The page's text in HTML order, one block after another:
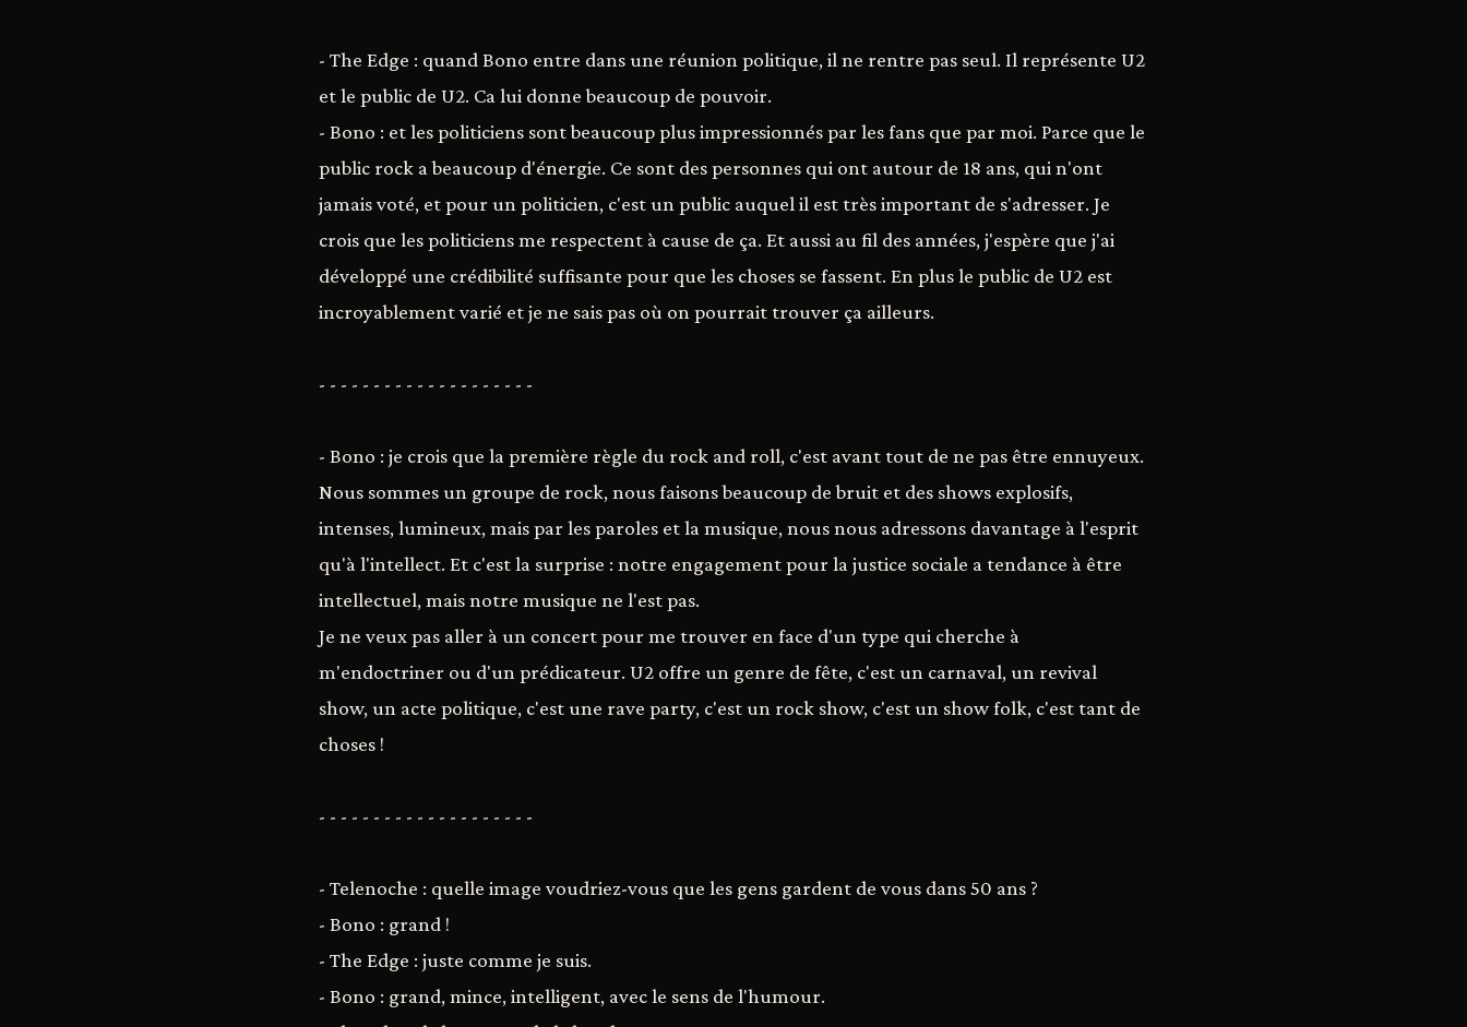
- The Edge : quand Bono entre dans une réunion politique, il ne rentre pas seul. Il représente U2
et le public de U2. Ca lui donne beaucoup de pouvoir.
- Bono : et les politiciens sont beaucoup plus impressionnés par les fans que par moi. Parce que le
public rock a beaucoup d'énergie. Ce sont des personnes qui ont autour de 18 ans, qui n'ont
jamais voté, et pour un politicien, c'est un public auquel il est très important de s'adresser. Je
crois que les politiciens me respectent à cause de ça. Et aussi au fil des années, j'espère que j'ai
développé une crédibilité suffisante pour que les choses se fassent. En plus le public de U2 est
incroyablement varié et je ne sais pas où on pourrait trouver ça ailleurs.
- - - - - - - - - - - - - - - - - - - -
- Bono : je crois que la première règle du rock and roll, c'est avant tout de ne pas être ennuyeux.
Nous sommes un groupe de rock, nous faisons beaucoup de bruit et des shows explosifs,
intenses, lumineux, mais par les paroles et la musique, nous nous adressons davantage à l'esprit
qu'à l'intellect. Et c'est la surprise : notre engagement pour la justice sociale a tendance à être
intellectuel, mais notre musique ne l'est pas.
Je ne veux pas aller à un concert pour me trouver en face d'un type qui cherche à
m'endoctriner ou d'un prédicateur. U2 offre un genre de fête, c'est un carnaval, un revival
show, un acte politique, c'est une rave party, c'est un rock show, c'est un show folk, c'est tant de
choses !
- - - - - - - - - - - - - - - - - - - -
- Telenoche : quelle image voudriez-vous que les gens gardent de vous dans 50 ans ?
- Bono : grand !
- The Edge : juste comme je suis.
- Bono : grand, mince, intelligent, avec le sens de l'humour.